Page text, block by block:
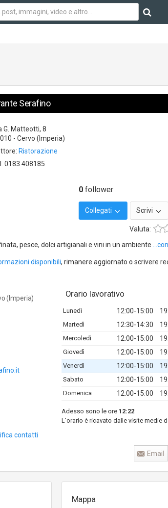
Serafino
G. Matteotti, 8
- Cervo (Imperia)
Ristorazione
0183 408185
0 follower
Collegati Scrivi
Valuta:
pesce, dolci artigianali e vini in un ambiente
disponibili, rimanere aggiornato o scrivere
(Imperia) Orario lavorativo
Lunedì 12:00-15:00
Martedì 12:30-14:30
Mercoledì 12:00-15:00
Giovedì 12:00-15:00
Venerdì 12:00-15:00
Sabato 12:00-15:00
Domenica 12:00-15:00
Adesso sono le ore 12:22
L'orario è ricavato dalle visite medie
contatti
Email
Mappa